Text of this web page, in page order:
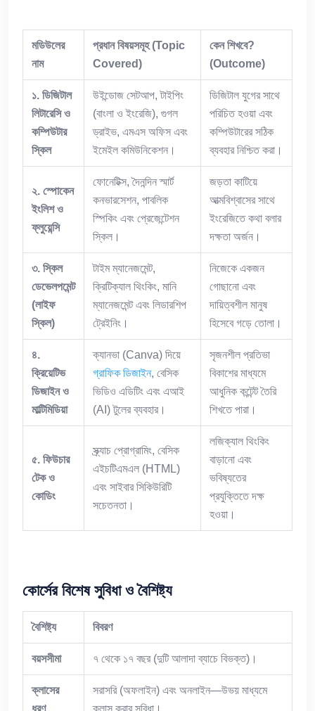
মডিউলের
নাম
প্রধান বিষয়সমূহ(Topic
Covered)
কেন শিখবে?
(Outcome)
১. ডিজিটাল
লিটারেসি ও
কম্পিউটার
স্কিল
উইন্ডোজ সেটআপ, টাইপিং
(বাংলা ও ইংরেজি), গুগল
ড্রাইভ, এমএস অফিস এবং
ইমেইল কমিউনিকেশন।
ডিজিটাল যুগের সাথে
পরিচিত হওয়া এবং
কম্পিউটারের সঠিক
ব্যবহার নিশ্চিত করা।
২. স্পোকেন
ইংলিশ ও
ফ্লুয়েন্সি
ফোনেটিক্স, দৈনন্দিন স্মার্ট
কনভারসেশন, পাবলিক
স্পিকিং এবং প্রেজেন্টেশন
স্কিল।
জড়তা কাটিয়ে
আত্মবিশ্বাসের সাথে
ইংরেজিতে কথা বলার
দক্ষতা অর্জন।
৩. স্কিল
ডেভেলপমেন্ট
(লাইফ
স্কিল)
টাইম ম্যানেজমেন্ট,
ক্রিটিক্যাল থিংকিং, মানি
ম্যানেজমেন্ট এবং লিডারশিপ
ট্রেইনিং।
নিজেকে একজন
গোছানো এবং
দায়িত্বশীল মানুষ
হিসেবে গড়ে তোলা।
৪.
ক্রিয়েটিভ
ডিজাইন ও
মাল্টিমিডিয়া
ক্যানভা (Canva) দিয়ে
গ্রাফিক ডিজাইন, বেসিক
ভিডিও এডিটিং এবং এআই
(AI) টুলের ব্যবহার।
সৃজনশীল প্রতিভা
বিকাশের মাধ্যমে
আধুনিক কন্টেন্ট তৈরি
শিখতে পারা।
৫. ফিউচার
টেক ও
কোডিং
স্ক্র্যাচ প্রোগ্রামিং, বেসিক
এইচটিএমএল (HTML)
এবং সাইবার সিকিউরিটি
সচেতনতা।
লজিক্যাল থিংকিং
বাড়ানো এবং
ভবিষ্যতের
প্রযুক্তিতে দক্ষ
হওয়া।
কোর্সের বিশেষ সুবিধা ও বৈশিষ্ট্য
বৈশিষ্ট্য বিবরণ
বয়সসীমা ৭ থেকে ১৭ বছর (দুটি আলাদা ব্যাচে বিভক্ত)।
ক্লাসের
সরাসরি (অফলাইন) এবং অনলাইন—উভয় মাধ্যমে